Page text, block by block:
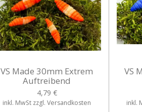
VS Made 30mm Extrem
Auftreibend
4,79 €
inkl. MwSt zzgl. Versandkosten
VS
inkl.